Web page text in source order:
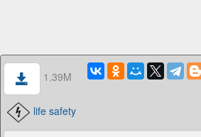
1.39M
life safety